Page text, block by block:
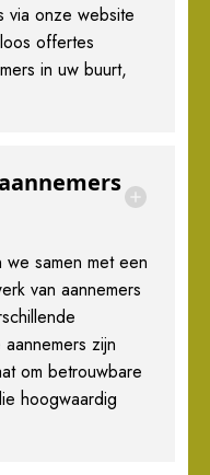
via onze website
offertes
in uw buurt,
we samen met een
van aannemers
zijn
om betrouwbare
hoogwaardig